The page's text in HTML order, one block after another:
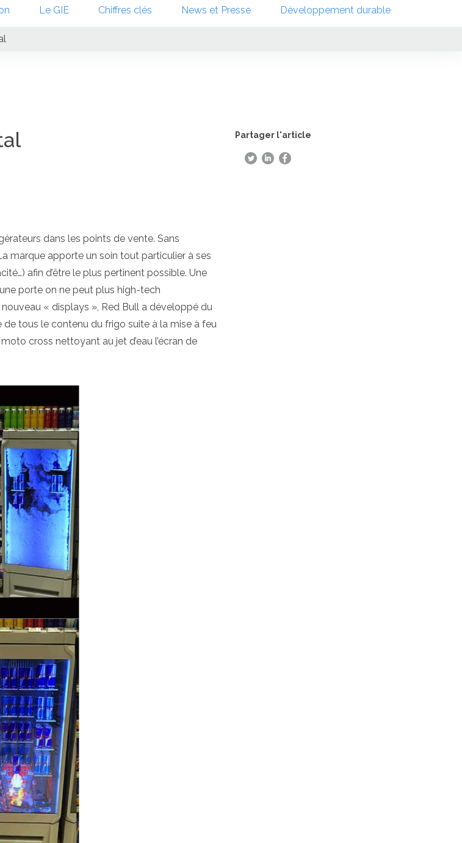
Le GIE Chiffres clés News et Presse Développement durable
dans les points de vente. Sans
marque apporte un soin tout particulier à ses
afin d’être le plus pertinent possible. Une
porte on ne peut plus high-tech
« displays », Red Bull a développé du
tous le contenu du frigo suite à la mise à feu
cross nettoyant au jet d’eau l’écran de
Partager l'article